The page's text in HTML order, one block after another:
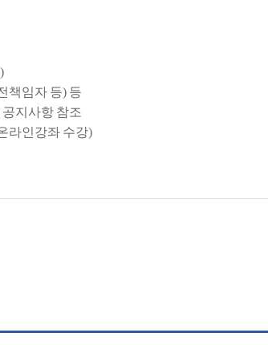
책임자 등) 등
지사항 참조
라인강좌 수강)